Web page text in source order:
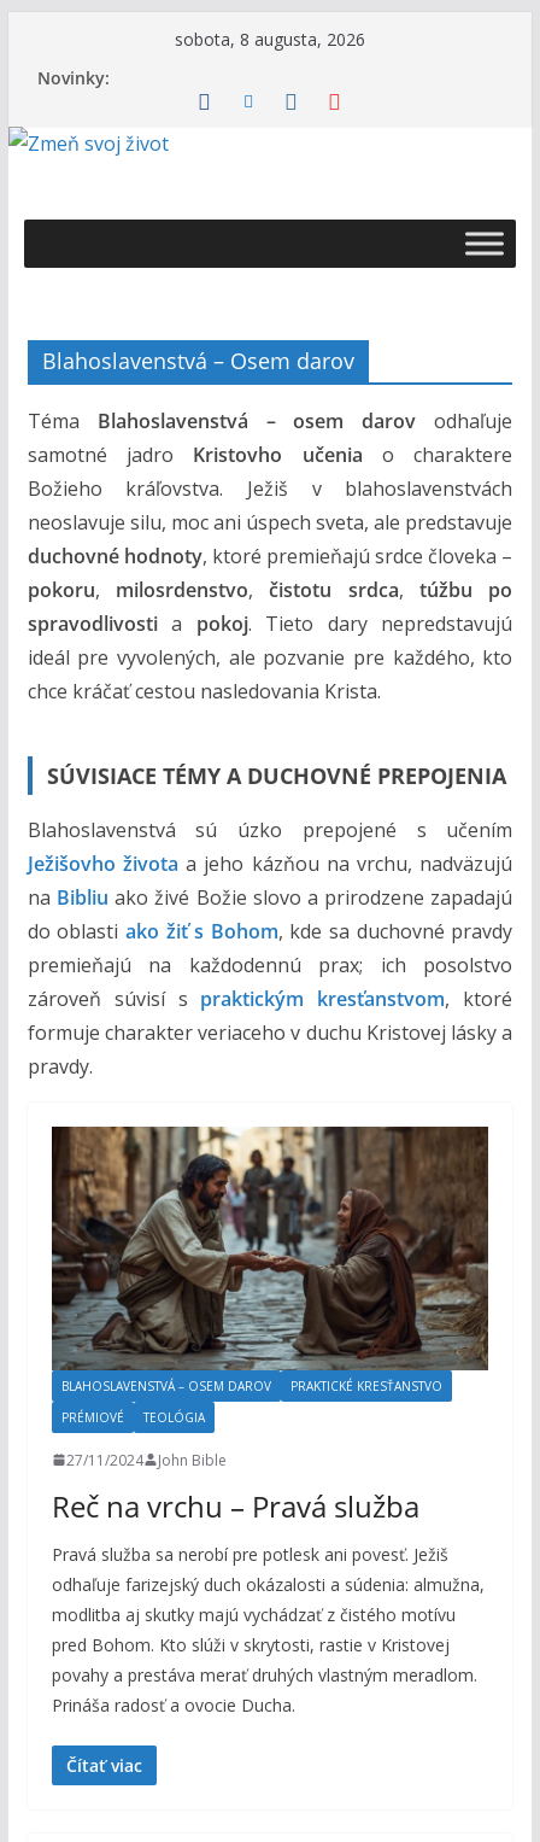
sobota, 8 augusta, 2026
Novinky:
t
s
o
h
o
m
Blahoslavenstvá – Osem darov
Téma Blahoslavenstvá – osem darov odhaľuje
samotné jadro Kristovho učenia o charaktere
Božieho kráľovstva. Ježiš v blahoslavenstvách
neoslavuje silu, moc ani úspech sveta, ale predstavuje
duchovné hodnoty, ktoré premieňajú srdce človeka –
pokoru, milosrdenstvo,čistotu srdca, túžbu po
spravodlivostia pokoj. Tieto dary nepredstavujú
ideál pre vyvolených, ale pozvanie pre každého, kto
chce kráčať cestou nasledovania Krista.
SÚVISIACE TÉMY A DUCHOVNÉ PREPOJENIA
Blahoslavenstvá sú úzko prepojené s učením
Ježišovho života a jeho kázňou na vrchu, nadväzujú
na Bibliu ako živé Božie slovo a prirodzene zapadajú
do oblasti ako žiť s Bohom, kde sa duchovné pravdy
premieňajú na každodennú prax; ich posolstvo
zároveň súvisí s praktickým kresťanstvom, ktoré
formuje charakter veriaceho v duchu Kristovej lásky a
pravdy.
BLAHOSLAVENSTVÁ – OSEM DAROV
PRAKTICKÉ KRESŤANSTVO
PRÉMIOVÉ
TEOLÓGIA
27/11/2024 John Bible
Reč na vrchu – Pravá služba
Pravá služba sa nerobí pre potlesk ani povesť. Ježiš
odhaľuje farizejský duch okázalosti a súdenia: almužna,
modlitba aj skutky majú vychádzať z čistého motívu
pred Bohom. Kto slúži v skrytosti, rastie v Kristovej
povahy a prestáva merať druhých vlastným meradlom.
Prináša radosť a ovocie Ducha.
Čítať viac